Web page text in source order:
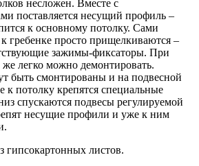
несложен. Вместе с
поставляется несущий профиль –
к основному потолку. Сами
гребенке просто прищелкиваются –
зажимы-фиксаторы. При
легко можно демонтировать.
быть смонтированы и на подвесной
к потолку крепятся специальные
спускаются подвесы регулируемой
несущие профили и уже к ним
гипсокартонных листов.